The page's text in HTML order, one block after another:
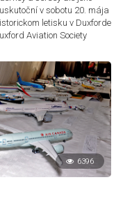
v sobotu 20. mája
letisku v Duxforde
Aviation Society
6396